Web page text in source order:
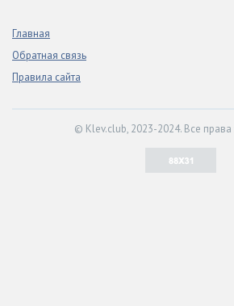
Главная
Обратная связь
Правила сайта
© Klev.club, 2023-2024. Все